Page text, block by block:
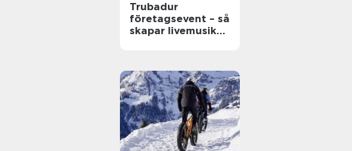
Trubadur
företagsevent – så
skapar livemusik